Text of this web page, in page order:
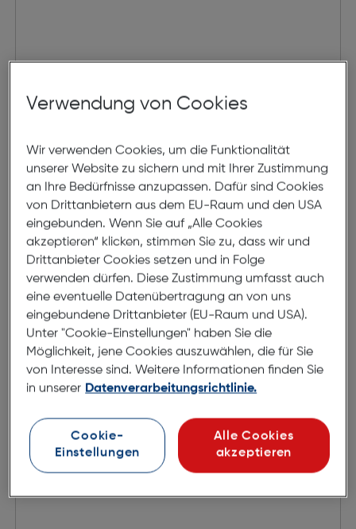
Felixx Kfz-Lader 2,4A mit Micro
USB Kabel+USB-C/USB-A Buchse
€ 9,99
in den Warenkorb
Verwendung von Cookies
Wir verwenden Cookies, um die Funktionalität
unserer Website zu sichern und mit Ihrer Zustimmung
an Ihre Bedürfnisse anzupassen. Dafür sind Cookies
von Drittanbietern aus dem EU-Raum und den USA
eingebunden. Wenn Sie auf „Alle Cookies
akzeptieren“ klicken, stimmen Sie zu, dass wir und
Drittanbieter Cookies setzen und in Folge
verwenden dürfen. Diese Zustimmung umfasst auch
eine eventuelle Datenübertragung an von uns
eingebundene Drittanbieter (EU-Raum und USA).
Unter "Cookie-Einstellungen" haben Sie die
Möglichkeit, jene Cookies auszuwählen, die für Sie
von Interesse sind. Weitere Informationen finden Sie
in unserer Datenverarbeitungsrichtlinie.
Cookie-
Einstellungen
Alle Cookies
akzeptieren